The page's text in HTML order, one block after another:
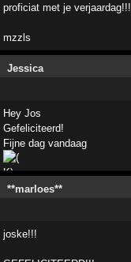
proficiat met je verjaardag!!!
mzzls
Jessica
Hey Jos
Gefeliciteerd!
Fijne dag vandaag
**marloes**
joske!!!